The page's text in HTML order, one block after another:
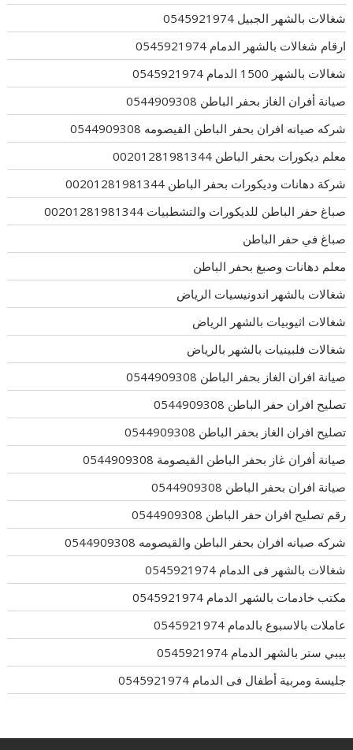
شغالات بالشهر الجبيل 0545921974
ارقام شغالات بالشهر الدمام 0545921974
شغالات بالشهر 1500 الدمام 0545921974
صيانة أفران الغاز بحفر الباطن 0544909308
شركه صيانه افران بحفر الباطن القيصومه 0544909308
معلم ديكورات بحفر الباطن 00201281981344
شركة دهانات وديكورات بحفر الباطن 00201281981344
صباغ حفر الباطن للديكورات والتشطبيات 00201281981344
صباغ في حفر الباطن
معلم دهانات وصبغ بحفر الباطن
شغالات بالشهر اندونيسيات الرياض
شغالات اثيوبيات بالشهر الرياض
شغالات فلبينيات بالشهر بالرياض
صيانة افران الغاز بحفر الباطن 0544909308
تصليح افران حفر الباطن 0544909308
تصليح افران الغاز بحفر الباطن 0544909308
صيانة أفران غاز بحفر الباطن القيصومة 0544909308
صيانة افران بحفر الباطن 0544909308
رقم تصليح افران حفر الباطن 0544909308
شركه صيانه افران بحفر الباطن والقيصومه 0544909308
شغالات بالشهر فى الدمام 0545921974
مكتب خادمات بالشهر الدمام 0545921974
عاملات بالاسبوع بالدمام 0545921974
بيبي ستر بالشهر الدمام 0545921974
جليسة ومربية أطفال فى الدمام 0545921974